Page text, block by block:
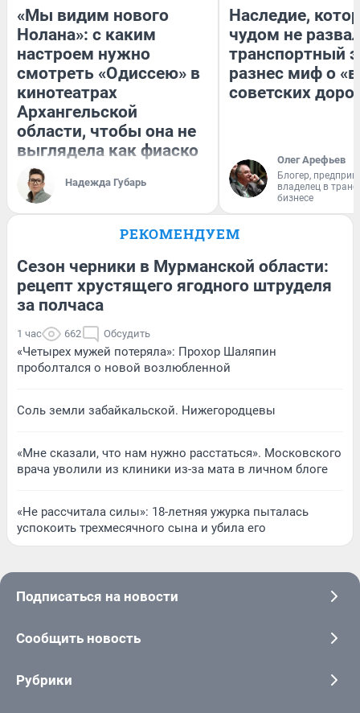
«Мы видим нового
Нолана»: с каким
настроем нужно
смотреть «Одиссею» в
кинотеатрах
Архангельской
области, чтобы она не
выглядела как фиаско
Надежда Губарь
Наследие,
чудом не
транспортный
разнес миф о
советских
Олег Арефьев
Блогер,
владелец в
бизнесе
РЕКОМЕНДУЕМ
Сезон черники в Мурманской области:
рецепт хрустящего ягодного штруделя
за полчаса
1 час 662 Обсудить
«Четырех мужей потеряла»: Прохор Шаляпин
проболтался о новой возлюбленной
Соль земли забайкальской. Нижегородцевы
«Мне сказали, что нам нужно расстаться». Московского
врача уволили из клиники из-за мата в личном блоге
«Не рассчитала силы»: 18-летняя ужурка пыталась
успокоить трехмесячного сына и убила его
Подписаться на новости
Сообщить новость
Рубрики